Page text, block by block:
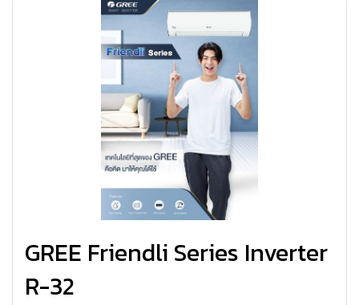
GREE Friendli Series Inverter
R-32